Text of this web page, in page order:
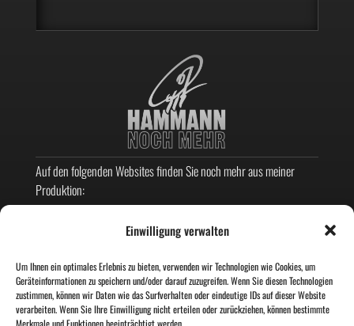
Einwilligung verwalten
Um Ihnen ein optimales Erlebnis zu bieten, verwenden wir Technologien wie Cookies, um
Geräteinformationen zu speichern und/oder darauf zuzugreifen. Wenn Sie diesen Technologien
zustimmen, können wir Daten wie das Surfverhalten oder eindeutige IDs auf dieser Website
verarbeiten. Wenn Sie Ihre Einwilligung nicht erteilen oder zurückziehen, können bestimmte
Merkmale und Funktionen beeinträchtigt werden.
Auf den folgenden Websites finden Sie noch mehr aus meiner
Produktion:
LETTERING
AMBIGRAMME
MEIN SCI-FI-FANTASY-ROMAN